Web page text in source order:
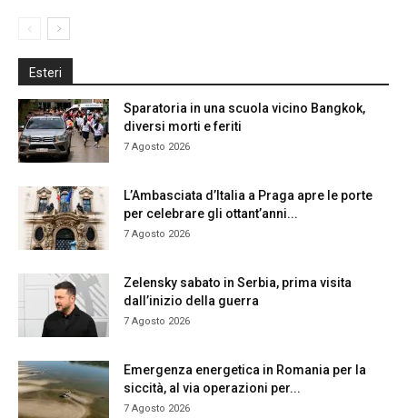
Esteri
Sparatoria in una scuola vicino Bangkok,
diversi morti e feriti
7 Agosto 2026
L’Ambasciata d’Italia a Praga apre le porte
per celebrare gli ottant’anni...
7 Agosto 2026
Zelensky sabato in Serbia, prima visita
dall’inizio della guerra
7 Agosto 2026
Emergenza energetica in Romania per la
siccità, al via operazioni per...
7 Agosto 2026